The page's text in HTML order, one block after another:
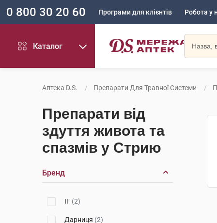
0 800 30 20 60 Програми для клієнтів Робота у
Каталог
Аптека D.S. Препарати Для Травної Системи
Препарати від
здуття живота та
спазмів у Стрию
Бренд
IF (2)
Дарниця (2)